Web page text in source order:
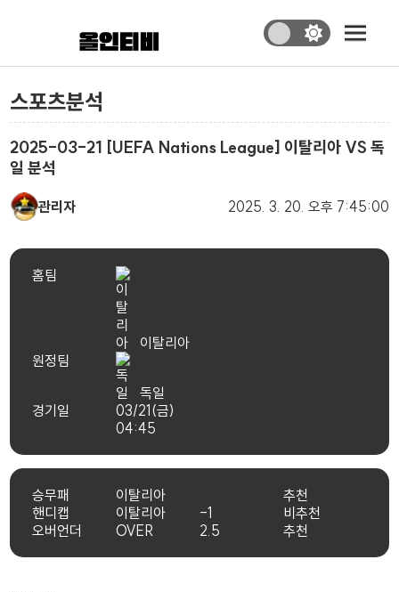
스포츠분석
2025-03-21 [UEFA Nations League] 이탈리아 VS 독
일 분석
관리자 2025. 3. 20. 오후 7:45:00
홈팀
이탈리아
원정팀
독일
경기일
03/21(금)
04:45
승무패 이탈리아
추천
핸디캡
이탈리아 -1
비추천
오버언더
OVER 2.5 추천